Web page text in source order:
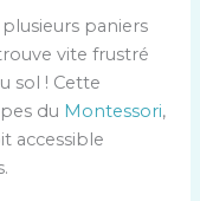
paniers
vite frustré
sol ! Cette
du Montessori,
accessible